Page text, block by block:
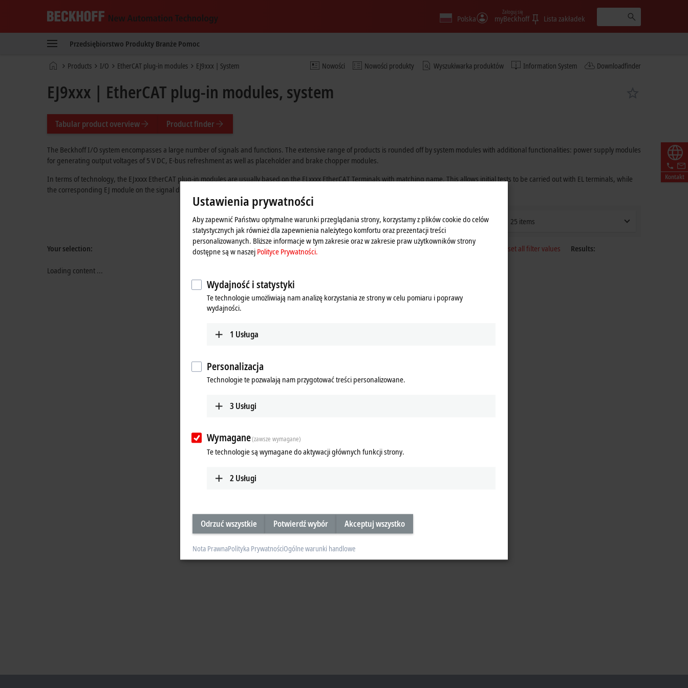
New
Technology
Polska myBeckhoff
Zaloguj się
Lista zakładek
Przedsiębiorstwo Produkty Branże Pomoc
Nowości Nowości produkty Wyszukiwarka produktów Information System Downloadfinder
Strona Products I/O EtherCAT plug-in modules EJ9xxx | System
Kontakt
EJ9xxx | EtherCAT plug-in modules, system
Tabular product overview Product finder
The Beckhoff I/O system encompasses a large number of signals and functions. The extensive range of products is rounded off by system modules with additional functionalities: power supply modules
for generating output voltages of 5 V DC, E-bus refreshment as well as placeholder and brake chopper modules.
In terms of technology, the EJxxxx EtherCAT plug-in modules are usually based on the ELxxxx EtherCAT Terminals with matching name. This allows initial tests to be carried out with EL terminals, while
the corresponding EJ module on the signal distribution board is used in subsequent series production.
Your selection:
25 items
Reset all filter values Results:
Loading content ...
Ustawienia prywatności
Aby zapewnić Państwu optymalne warunki przeglądania strony, korzystamy z plików cookie do celów
statystycznych jak również dla zapewnienia należytego komfortu oraz prezentacji treści
personalizowanych. Bliższe informacje w tym zakresie oraz w zakresie praw użytkowników strony
dostępne są w naszej Polityce Prywatności.
Wydajność i statystyki
Te technologie umożliwiają nam analizę korzystania ze strony w celu pomiaru i poprawy
wydajności.
1 Usługa
Personalizacja
Technologie te pozwalają nam przygotować treści personalizowane.
3 Usługi
Wymagane(zawsze wymagane)
Te technologie są wymagane do aktywacji głównych funkcji strony.
2 Usługi
Odrzuć wszystkie Potwierdź wybór Akceptuj wszystko
Nota PrawnaPolityka PrywatnościOgólne warunki handlowe